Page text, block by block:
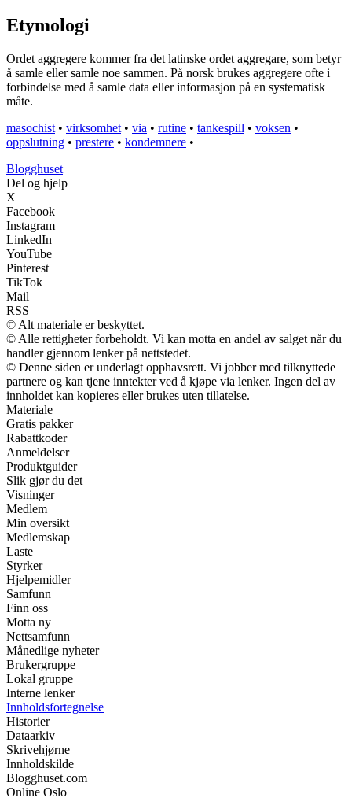
Etymologi
Ordet aggregere kommer fra det latinske ordet aggregare, som betyr
å samle eller samle noe sammen. På norsk brukes aggregere ofte i
forbindelse med å samle data eller informasjon på en systematisk
måte.
masochist • virksomhet • via • rutine • tankespill • voksen •
oppslutning • prestere • kondemnere •
Blogghuset
Del og hjelp
X
Facebook
Instagram
LinkedIn
YouTube
Pinterest
TikTok
Mail
RSS
© Alt materiale er beskyttet.
© Alle rettigheter forbeholdt. Vi kan motta en andel av salget når du
handler gjennom lenker på nettstedet.
© Denne siden er underlagt opphavsrett. Vi jobber med tilknyttede
partnere og kan tjene inntekter ved å kjøpe via lenker. Ingen del av
innholdet kan kopieres eller brukes uten tillatelse.
Materiale
Gratis pakker
Rabattkoder
Anmeldelser
Produktguider
Slik gjør du det
Visninger
Medlem
Min oversikt
Medlemskap
Laste
Styrker
Hjelpemidler
Samfunn
Finn oss
Motta ny
Nettsamfunn
Månedlige nyheter
Brukergruppe
Lokal gruppe
Interne lenker
Innholdsfortegnelse
Historier
Dataarkiv
Skrivehjørne
Innholdskilde
Blogghuset.com
Online Oslo